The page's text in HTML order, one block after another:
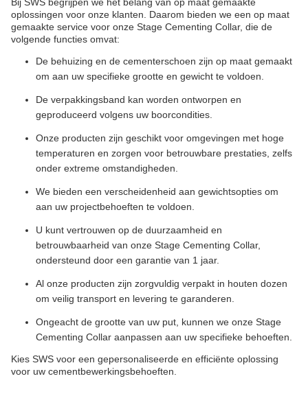
oplossingen voor onze klanten. Daarom bieden we een op maat
gemaakte service voor onze Stage Cementing Collar, die de
volgende functies omvat:
De behuizing en de cementerschoen zijn op maat gemaakt
om aan uw specifieke grootte en gewicht te voldoen.
De verpakkingsband kan worden ontworpen en
geproduceerd volgens uw boorcondities.
Onze producten zijn geschikt voor omgevingen met hoge
temperaturen en zorgen voor betrouwbare prestaties, zelfs
onder extreme omstandigheden.
We bieden een verscheidenheid aan gewichtsopties om
aan uw projectbehoeften te voldoen.
U kunt vertrouwen op de duurzaamheid en
betrouwbaarheid van onze Stage Cementing Collar,
ondersteund door een garantie van 1 jaar.
Al onze producten zijn zorgvuldig verpakt in houten dozen
om veilig transport en levering te garanderen.
Ongeacht de grootte van uw put, kunnen we onze Stage
Cementing Collar aanpassen aan uw specifieke behoeften.
Kies SWS voor een gepersonaliseerde en efficiënte oplossing
voor uw cementbewerkingsbehoeften.